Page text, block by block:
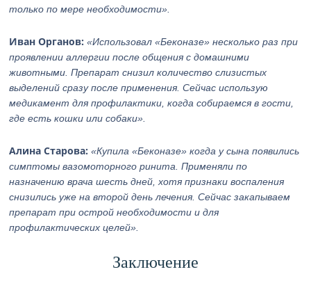
только по мере необходимости».
Иван Органов: «Использовал «Беконазе» несколько раз при
проявлении аллергии после общения с домашними
животными. Препарат снизил количество слизистых
выделений сразу после применения. Сейчас использую
медикамент для профилактики, когда собираемся в гости,
где есть кошки или собаки».
Алина Старова: «Купила «Беконазе» когда у сына появились
симптомы вазомоторного ринита. Применяли по
назначению врача шесть дней, хотя признаки воспаления
снизились уже на второй день лечения. Сейчас закапываем
препарат при острой необходимости и для
профилактических целей».
Заключение